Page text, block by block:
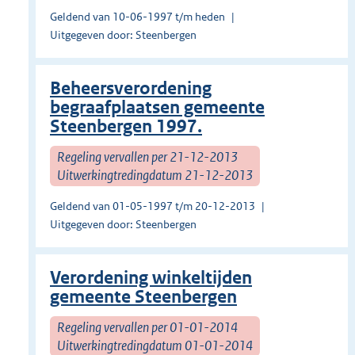
Geldend van 10-06-1997 t/m heden
Uitgegeven door: Steenbergen
Beheersverordening
begraafplaatsen gemeente
Steenbergen 1997.
Regeling vervallen per 21-12-2013
Uitwerkingtredingdatum 21-12-2013
Geldend van 01-05-1997 t/m 20-12-2013
Uitgegeven door: Steenbergen
Verordening winkeltijden
gemeente Steenbergen
Regeling vervallen per 01-01-2014
Uitwerkingtredingdatum 01-01-2014